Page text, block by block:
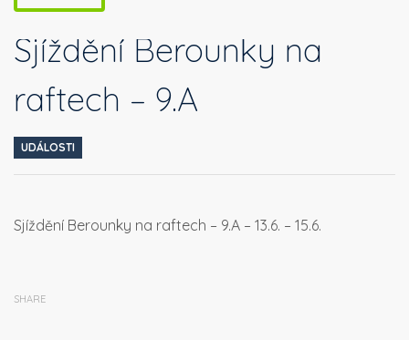
Sjíždění Berounky na
raftech – 9.A
UDÁLOSTI
Sjíždění Berounky na raftech – 9.A – 13.6. – 15.6.
SHARE